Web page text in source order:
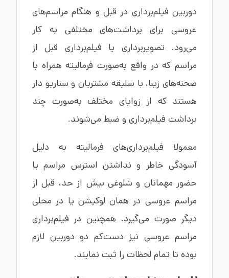
دوربین فیلم‌برداری در قبل و هنگام مراسم‌های
عروسی برای برداشت‌های مختلفی به کار
می‌رود. تصویربرداری یا فیلم‌برداری قبل از
مراسم که در واقع به‌صورت فرمالیته همراه با
صحنه‌های زیبا، با سلیقه مشتریان و سناریو دار
هستند که از زوایای مختلف به‌صورت چند
برداشت فیلم‌برداری و ضبط می‌شوند.
معمولا فیلم‌برداری‌های فرمالیته به دلیل
آسودگی خاطر و نداشتن استرس مراسم یا
حضور مهمانان و شلوغی بیش از حد، قبل از
مراسم عروسی در همان لوکیشن یا در محلی
دیگر صورت می‌گیرد. همچنین در فیلم‌برداری
مراسم عروسی نیز دست‌کم دو دوربین لازم
بوده تا تمام لحظات را ثبت نمایند.